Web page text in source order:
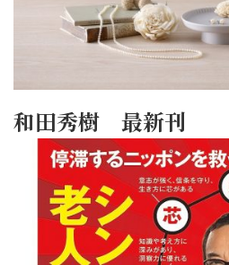
和田秀樹 最新刊